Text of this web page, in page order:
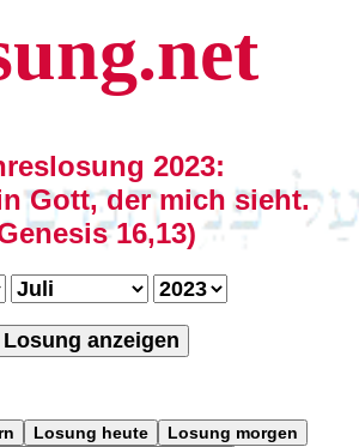
2023:
Gott, der mich sieht.
16,13)
Losung anzeigen
Losung heute
Losung morgen